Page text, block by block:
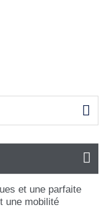

et une parfaite
une mobilité